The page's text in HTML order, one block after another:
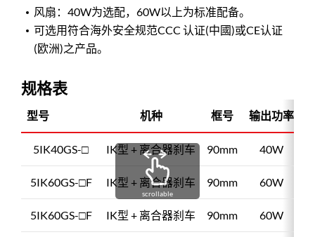
风扇：40W为选配，60W以上为标准配备。
可选用符合海外安全规范CCC 认证(中國)或CE认证
(欧洲)之产品。
规格表
型号 机种 框号 输出功率
5IK40GS-□ IK型 + 离合器刹车 90mm 40W
5IK60GS-□F IK型 + 离合器刹车 90mm 60W
5IK60GS-□F IK型 + 离合器刹车 90mm 60W
scrollable